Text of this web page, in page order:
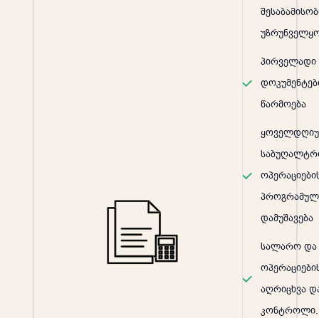
პირველადი
წარმოება
დამუშავება
სალარო და
აღრიცხვა
კონტროლი.